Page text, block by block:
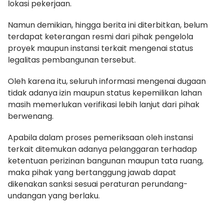
lokasi pekerjaan.
Namun demikian, hingga berita ini diterbitkan, belum
terdapat keterangan resmi dari pihak pengelola
proyek maupun instansi terkait mengenai status
legalitas pembangunan tersebut.
Oleh karena itu, seluruh informasi mengenai dugaan
tidak adanya izin maupun status kepemilikan lahan
masih memerlukan verifikasi lebih lanjut dari pihak
berwenang.
Apabila dalam proses pemeriksaan oleh instansi
terkait ditemukan adanya pelanggaran terhadap
ketentuan perizinan bangunan maupun tata ruang,
maka pihak yang bertanggung jawab dapat
dikenakan sanksi sesuai peraturan perundang-
undangan yang berlaku.